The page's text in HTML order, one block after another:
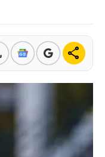
share